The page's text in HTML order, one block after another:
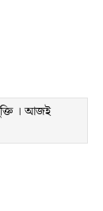
। আজই